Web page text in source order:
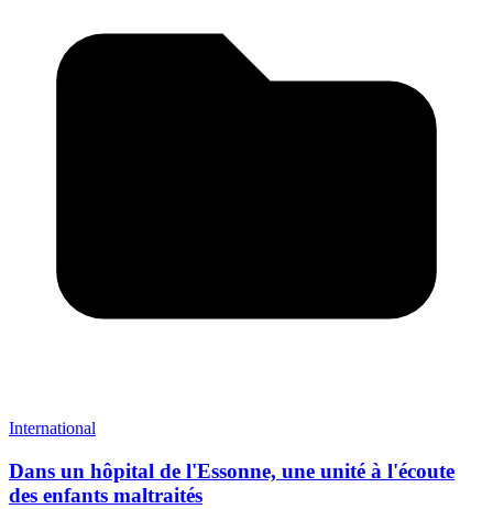
International
Dans un hôpital de l'Essonne, une unité à l'écoute
des enfants maltraités